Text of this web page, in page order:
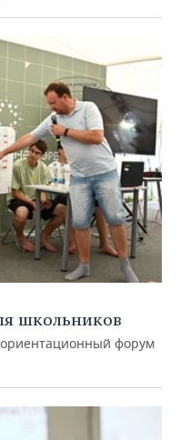
школьников
форум